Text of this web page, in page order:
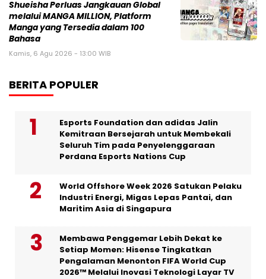
Shueisha Perluas Jangkauan Global
melalui MANGA MILLION, Platform
Manga yang Tersedia dalam 100
Bahasa
Kamis, 6 Agu 2026 - 13:00 WIB
BERITA POPULER
Esports Foundation dan adidas Jalin
Kemitraan Bersejarah untuk Membekali
Seluruh Tim pada Penyelenggaraan
Perdana Esports Nations Cup
World Offshore Week 2026 Satukan Pelaku
Industri Energi, Migas Lepas Pantai, dan
Maritim Asia di Singapura
Membawa Penggemar Lebih Dekat ke
Setiap Momen: Hisense Tingkatkan
Pengalaman Menonton FIFA World Cup
2026™ Melalui Inovasi Teknologi Layar TV